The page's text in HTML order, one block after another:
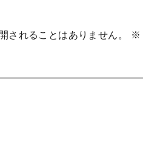
されることはありません。 ※